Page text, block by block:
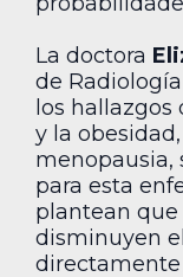
La doctora
de
los hallazgos
y la
menopausia,
para esta
plantean
disminuyen
directamente